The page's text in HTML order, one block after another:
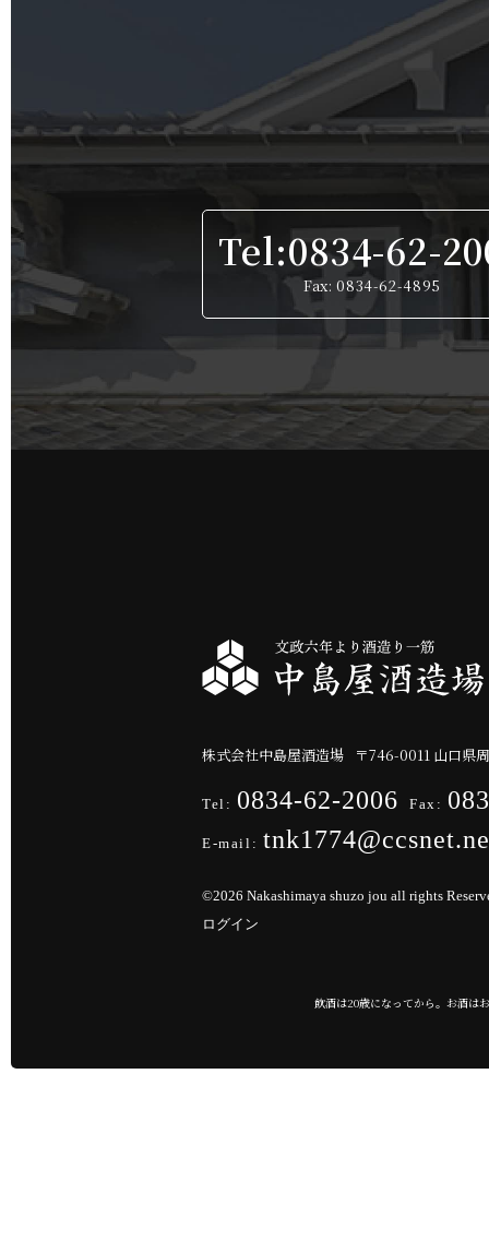
Tel:0834-62-
Fax: 0834-62-4895
株式会社中島屋酒造場 〒746-0011 山口県
Tel: 0834-62-2006 Fax:
E-mail:
©2026 Nakashimaya shuzo jou all rights
ログイン
飲酒は20歳になってから。お酒は